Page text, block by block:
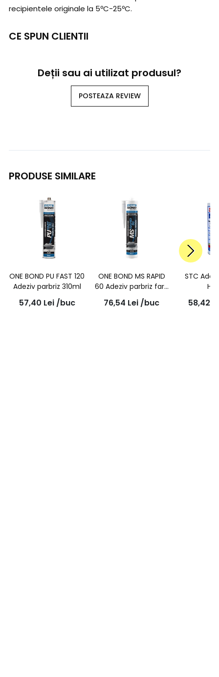
recipientele originale la 5ºC-25ºC.
CE SPUN CLIENTII
Deții sau ai utilizat produsul?
POSTEAZA REVIEW
PRODUSE SIMILARE
ONE BOND PU FAST 120
Adeziv parbriz 310ml
57,40 Lei /buc
ONE BOND MS RAPID
60 Adeziv parbriz fara
primer 310ml
76,54 Lei /buc
STC
58,42